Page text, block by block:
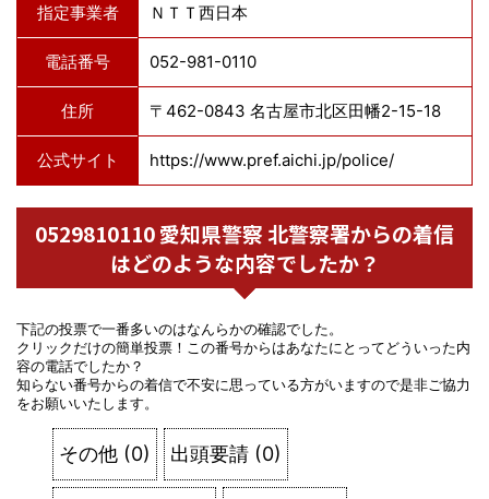
指定事業者 ＮＴＴ西日本
電話番号 052-981-0110
住所 〒462-0843 名古屋市北区田幡2-15-18
公式サイト https://www.pref.aichi.jp/police/
0529810110 愛知県警察 北警察署からの着信
はどのような内容でしたか？
下記の投票で一番多いのはなんらかの確認でした。
クリックだけの簡単投票！この番号からはあなたにとってどういった内
容の電話でしたか？
知らない番号からの着信で不安に思っている方がいますので是非ご協力
をお願いいたします。
その他 (0) 出頭要請 (0)